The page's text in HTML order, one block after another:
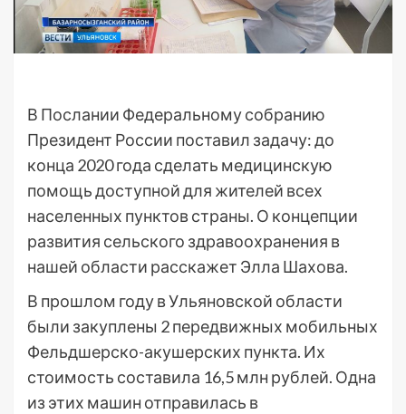
В Послании Федеральному собранию
Президент России поставил задачу: до
конца 2020 года сделать медицинскую
помощь доступной для жителей всех
населенных пунктов страны. О концепции
развития сельского здравоохранения в
нашей области расскажет Элла Шахова.
В прошлом году в Ульяновской области
были закуплены 2 передвижных мобильных
Фельдшерско-акушерских пункта. Их
стоимость составила 16,5 млн рублей. Одна
из этих машин отправилась в